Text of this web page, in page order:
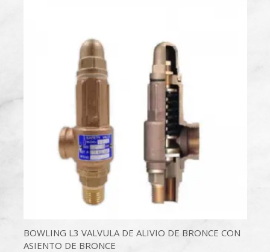
BOWLING L3 VALVULA DE ALIVIO DE BRONCE CON
ASIENTO DE BRONCE